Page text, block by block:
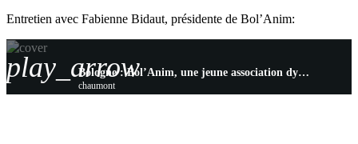
Entretien avec Fabienne Bidaut, présidente de Bol’Anim:
play_arrow Bologne : Bol’Anim, une jeune association dynamique en guise de comité des fêtes
chaumont